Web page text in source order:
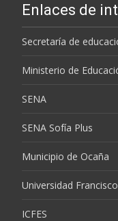
Enlaces de
Secretaría de
Ministerio de
SENA
SENA Sofía Plus
Municipio de Ocaña
Universidad
ICFES